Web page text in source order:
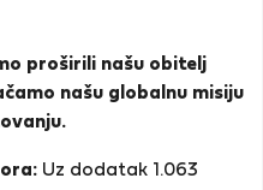
proširili našu obitelj
našu globalnu misiju
Uz dodatak 1.063
da Hora, Viseu